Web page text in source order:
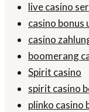
live casino
casino bonus
casino
boomerang
Spirit casino
spirit casino
plinko casino